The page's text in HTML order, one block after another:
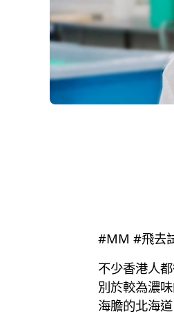
#MM #飛去
不少香港人
別於較為濃
海膽的北海